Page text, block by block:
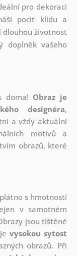
pro dekoraci
pocit klidu a
životnost
doplněk vašeho
doma! Obraz je
designéra,
a vždy aktuální
motivů a
obrazů, které
s hmotností
v samotném
jsou tištěné
vysokou sytost
obrazů. Při